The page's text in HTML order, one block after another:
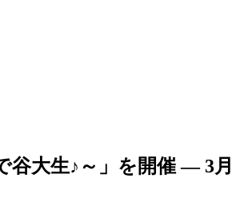
谷大生♪～」を開催 — 3月